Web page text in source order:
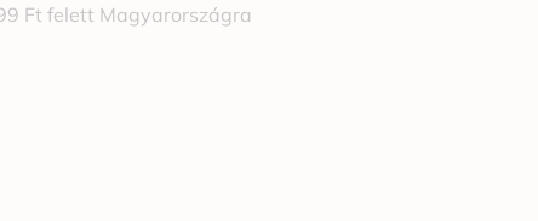
Ft felett Magyarországra